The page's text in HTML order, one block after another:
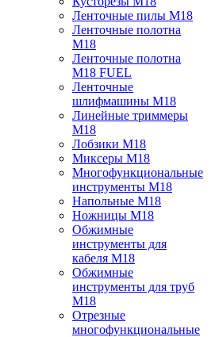
Ленточные пилы M18
Ленточные полотна
M18
Ленточные полотна
M18 FUEL
Ленточные
шлифмашины M18
Линейные триммеры
M18
Лобзики M18
Миксеры M18
Многофункциональные
инструменты M18
Напольные M18
Ножницы M18
Обжимные
инструменты для
кабеля M18
Обжимные
инструменты для труб
M18
Отрезные
многофункциональные